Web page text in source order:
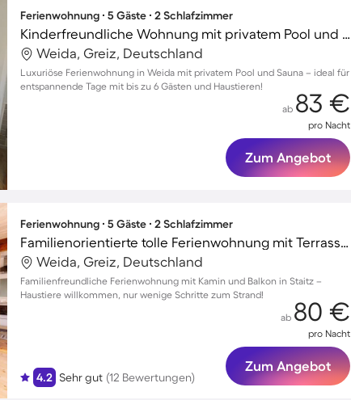
Ferienwohnung ∙ 5 Gäste ∙ 2 Schlafzimmer
Kinderfreundliche Wohnung mit privatem Pool und Sauna | Perfekt für die Arbeit von Zuhause
Weida, Greiz, Deutschland
Luxuriöse Ferienwohnung in Weida mit privatem Pool und Sauna – ideal für
entspannende Tage mit bis zu 6 Gästen und Haustieren!
ab 83 €
pro Nacht
Zum Angebot
Ferienwohnung ∙ 5 Gäste ∙ 2 Schlafzimmer
Familienorientierte tolle Ferienwohnung mit Terrasse und Grill | Gartenblick | Perfekt für die Arbeit von Zuhause | Haustiere erlaubt
Weida, Greiz, Deutschland
Familienfreundliche Ferienwohnung mit Kamin und Balkon in Staitz –
Haustiere willkommen, nur wenige Schritte zum Strand!
4.2 Sehr gut (12 Bewertungen)
ab 80 €
pro Nacht
Zum Angebot